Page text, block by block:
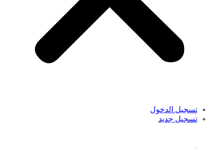
تسجيل الدخول
تسجيل جديد